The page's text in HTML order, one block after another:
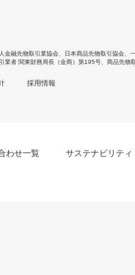
金融先物取引業協会 日本商品先物取引協会
業者 関東財務局長（金商）第195号、商品先物
採用情報
わせ一覧 サステナビリティ